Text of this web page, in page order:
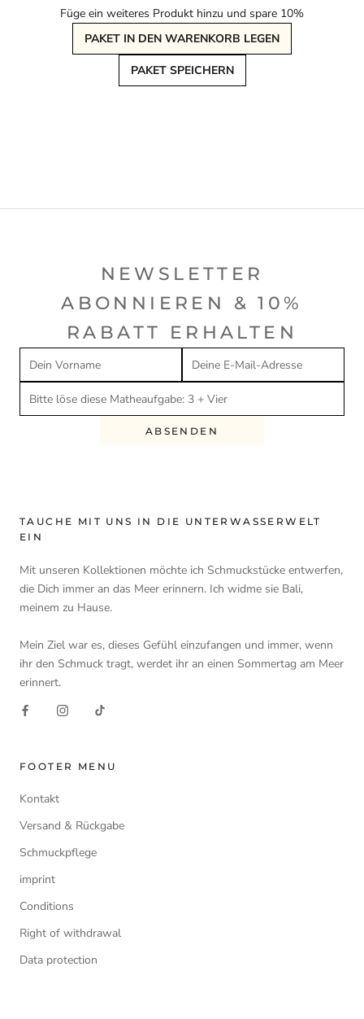
Füge ein weiteres Produkt hinzu und spare 10%
PAKET IN DEN WARENKORB LEGEN
PAKET SPEICHERN
NEWSLETTER
ABONNIEREN & 10%
RABATT ERHALTEN
ABSENDEN
TAUCHE MIT UNS IN DIE UNTERWASSERWELT
EIN
Mit unseren Kollektionen möchte ich Schmuckstücke entwerfen,
die Dich immer an das Meer erinnern. Ich widme sie Bali,
meinem zu Hause.
Mein Ziel war es, dieses Gefühl einzufangen und immer, wenn
ihr den Schmuck tragt, werdet ihr an einen Sommertag am Meer
erinnert.
FOOTER MENU
Kontakt
Versand & Rückgabe
Schmuckpflege
imprint
Conditions
Right of withdrawal
Data protection